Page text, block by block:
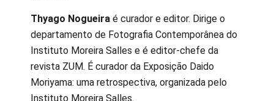
Thyago Nogueira é curador e editor. Dirige o
departamento de Fotografia Contemporânea do
Instituto Moreira Salles e é editor-chefe da
revista ZUM. É curador da Exposição Daido
Moriyama: uma retrospectiva, organizada pelo
Instituto Moreira Salles.